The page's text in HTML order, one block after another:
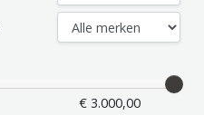
€ 3.000,00